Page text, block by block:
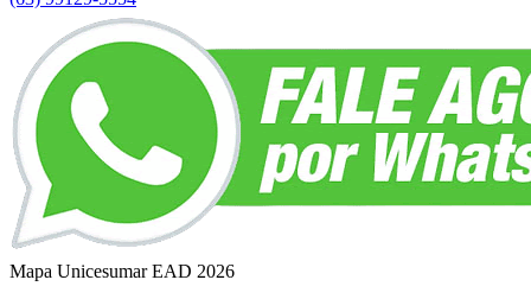
Mapa Unicesumar EAD 2026